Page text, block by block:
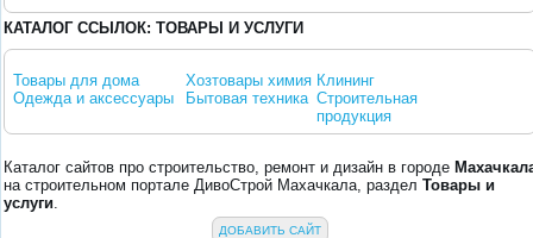
КАТАЛОГ ССЫЛОК: ТОВАРЫ И УСЛУГИ
Товары для дома
Одежда и аксессуары
Хозтовары химия
Бытовая техника
Клининг
Строительная
продукция
Каталог сайтов про строительство, ремонт и дизайн в городе
на строительном портале ДивоСтрой Махачкала, раздел Товары и
услуги.
ДОБАВИТЬ САЙТ